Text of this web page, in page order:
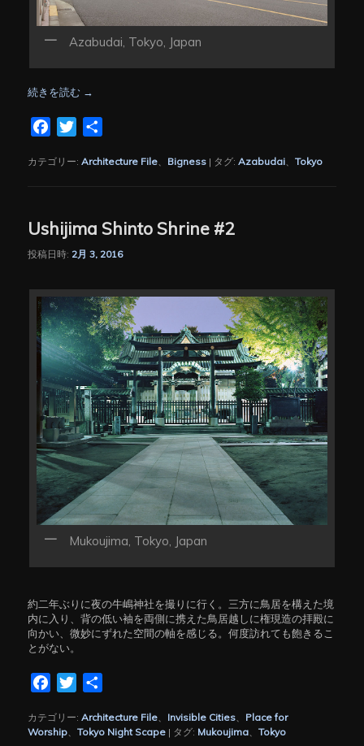
Azabudai, Tokyo, Japan
続きを読む →
FacebookTwitter
カテゴリー: Architecture File、 Bigness | タグ: Azabudai、Tokyo
Ushijima Shinto Shrine #2
投稿日時: 2月 3, 2016
Mukoujima, Tokyo, Japan
約二年ぶりに夜の牛嶋神社を撮りに行く。三方に鳥居を構えた境
内に入り、背の低い袖を両側に携えた鳥居越しに権現造の拝殿に
向かい、微妙にずれた空間の軸を感じる。何度訪れても飽きるこ
とがない。
FacebookTwitter
カテゴリー: Architecture File、 Invisible Cities、 Place for
Worship、Tokyo Night Scape | タグ: Mukoujima、Tokyo